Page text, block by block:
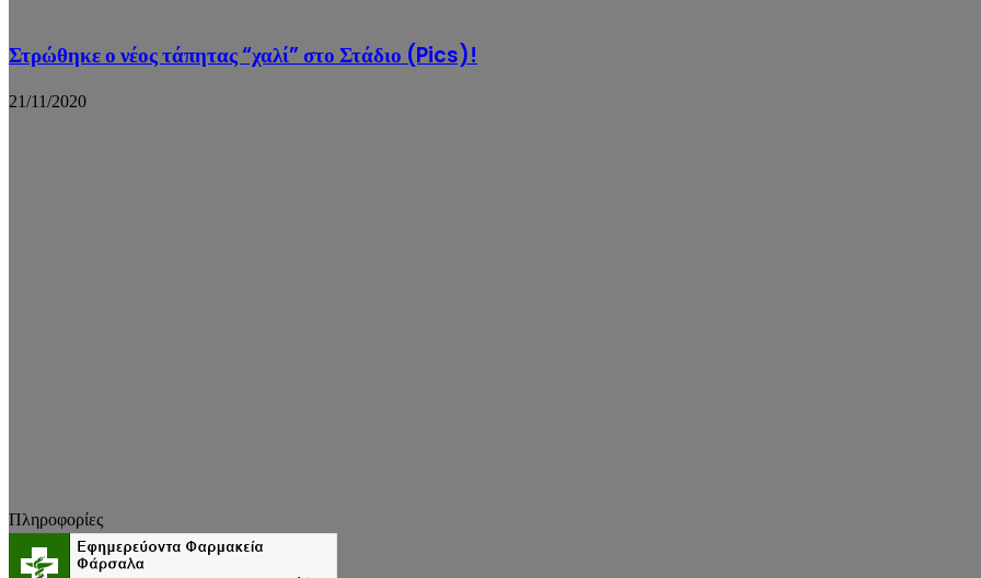
Στρώθηκε ο νέος τάπητας “χαλί” στο Στάδιο (Pics)!
21/11/2020
Πληροφορίες